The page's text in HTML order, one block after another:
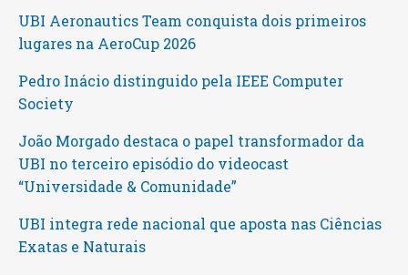
UBI Aeronautics Team conquista dois primeiros
lugares na AeroCup 2026
Pedro Inácio distinguido pela IEEE Computer
Society
João Morgado destaca o papel transformador da
UBI no terceiro episódio do videocast
“Universidade & Comunidade”
UBI integra rede nacional que aposta nas Ciências
Exatas e Naturais